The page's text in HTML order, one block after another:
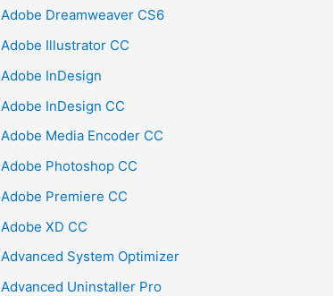
Adobe Dreamweaver CS6
Adobe Illustrator CC
Adobe InDesign
Adobe InDesign CC
Adobe Media Encoder CC
Adobe Photoshop CC
Adobe Premiere CC
Adobe XD CC
Advanced System Optimizer
Advanced Uninstaller Pro